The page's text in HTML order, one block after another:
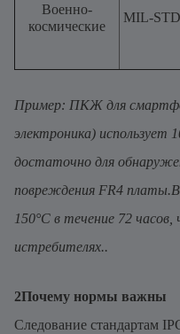
Военно-
космические
MIL-
Пример: ПКЖ для
электроника) использует
достаточно для
повреждения FR4
150°C в течение 72
истребителях..
2Почему нормы важны
Следование стандартам